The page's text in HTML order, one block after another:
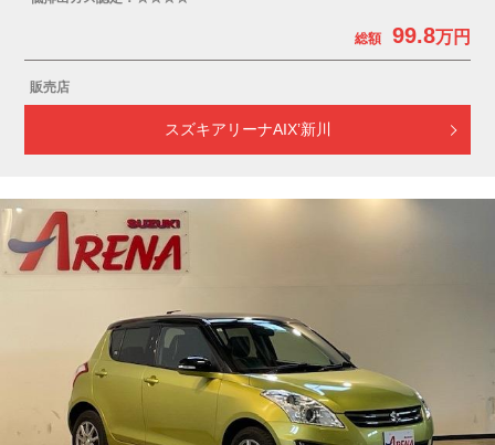
99.8
販売店
スズキアリーナAIX’新川